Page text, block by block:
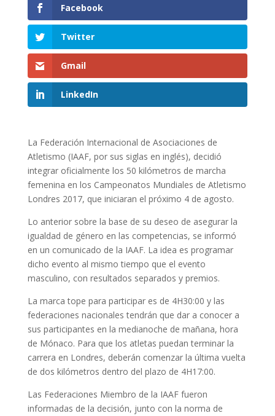
Facebook
Twitter
Gmail
LinkedIn
La Federación Internacional de Asociaciones de
Atletismo (IAAF, por sus siglas en inglés), decidió
integrar oficialmente los 50 kilómetros de marcha
femenina en los Campeonatos Mundiales de Atletismo
Londres 2017, que iniciaran el próximo 4 de agosto.
Lo anterior sobre la base de su deseo de asegurar la
igualdad de género en las competencias, se informó
en un comunicado de la IAAF. La idea es programar
dicho evento al mismo tiempo que el evento
masculino, con resultados separados y premios.
La marca tope para participar es de 4H30:00 y las
federaciones nacionales tendrán que dar a conocer a
sus participantes en la medianoche de mañana, hora
de Mónaco. Para que los atletas puedan terminar la
carrera en Londres, deberán comenzar la última vuelta
de dos kilómetros dentro del plazo de 4H17:00.
Las Federaciones Miembro de la IAAF fueron
informadas de la decisión, junto con la norma de